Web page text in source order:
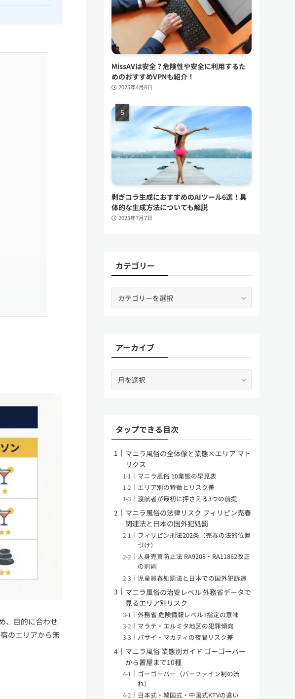
、目的に合わせ
のエリアから無
MissAVは安全？危険性や安全に利用するた
めのおすすめVPNも紹介！
2025年4月8日
剥ぎコラ生成におすすめのAIツール6選！具
体的な生成方法についても解説
2025年7月7日
カテゴリー
アーカイブ
タップできる目次
マニラ風俗の全体像と業態×エリア マト
リクス
マニラ風俗 10業態の早見表
エリア別の特徴とリスク差
渡航者が最初に押さえる3つの前提
マニラ風俗の法律リスク フィリピン売春
関連法と日本の国外犯処罰
フィリピン刑法202条（売春の法的位置
づけ）
人身売買防止法 RA9208・RA11862改正
の罰則
児童買春処罰法と日本での国外犯訴追
マニラ風俗の治安レベル 外務省データで
見るエリア別リスク
外務省 危険情報レベル1指定の意味
マラテ・エルミタ地区の犯罪傾向
パサイ・マカティの夜間リスク差
マニラ風俗 業態別ガイド ゴーゴーバー
から置屋まで10種
ゴーゴーバー（バーファイン制の流
れ）
日本式・韓国式・中国式KTVの違い